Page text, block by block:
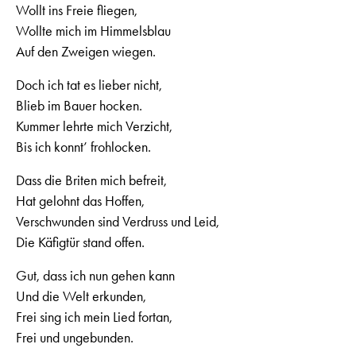
Wollt ins Freie fliegen,
Wollte mich im Himmelsblau
Auf den Zweigen wiegen.
Doch ich tat es lieber nicht,
Blieb im Bauer hocken.
Kummer lehrte mich Verzicht,
Bis ich konnt’ frohlocken.
Dass die Briten mich befreit,
Hat gelohnt das Hoffen,
Verschwunden sind Verdruss und Leid,
Die Käfigtür stand offen.
Gut, dass ich nun gehen kann
Und die Welt erkunden,
Frei sing ich mein Lied fortan,
Frei und ungebunden.